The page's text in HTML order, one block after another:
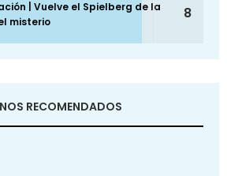
| Vuelve el Spielberg de la
misterio
8
RECOMENDADOS